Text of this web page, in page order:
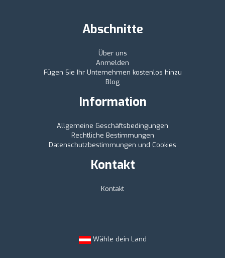
Abschnitte
Über uns
Anmelden
Fügen Sie Ihr Unternehmen kostenlos hinzu
Blog
Information
Allgemeine Geschäftsbedingungen
Rechtliche Bestimmungen
Datenschutzbestimmungen und Cookies
Kontakt
Kontakt
Wähle dein Land